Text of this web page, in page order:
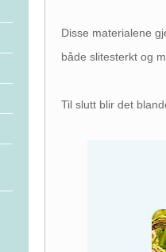
Disse materialene
både slitesterkt og
Til slutt blir det